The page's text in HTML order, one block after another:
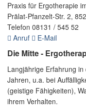
Praxis für Ergotherapie
Prälat-Pfanzelt-Str. 2,
Telefon 08131 / 545 52
Anruf
E-Mail
Die Mitte -
Langjährige Erfahrung
Jahren, u.a. bei
(geistige Fähigkeiten),
ihrem Verhalten.